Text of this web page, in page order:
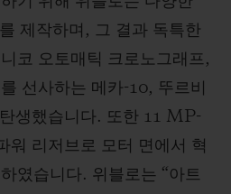
제작하며, 그 결과 독특한
코 오토매틱 크로노그래프,
선사하는 메카-10, 뚜르비
생했습니다. 또한 11 MP-
워 리저브로 모터 면에서 혁
였습니다. 위블로는 “아트